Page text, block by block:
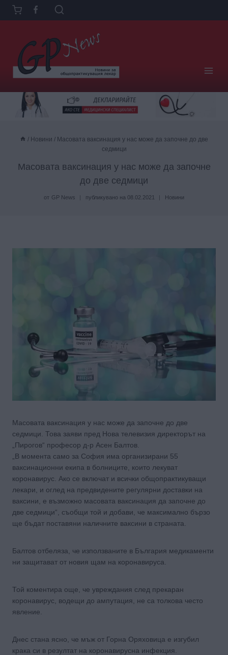
Към
съдържанието
/ Новини / Масовата ваксинация у нас може да започне до две
седмици
Масовата ваксинация у нас може да започне
до две седмици
от GP News публикувано на 08.02.2021 Новини
Масовата ваксинация у нас може да започне до две
седмици. Това заяви пред Нова телевизия директорът на
„Пирогов“ професор д-р Асен Балтов.
„В момента само за София има организирани 55
ваксинационни екипа в болниците, които лекуват
коронавирус. Ако се включат и всички общопрактикуващи
лекари, и оглед на предвидените регулярни доставки на
ваксини, е възможно масовата ваксинация да започне до
две седмици“, съобщи той и добави, че максимално бързо
ще бъдат поставяни наличните ваксини в страната.
Балтов отбеляза, че използваните в България медикаменти
ни защитават от новия щам на коронавируса.
Той коментира още, че увреждания след прекаран
коронавирус, водещи до ампутация, не са толкова често
явление.
Днес стана ясно, че мъж от Горна Оряховица е изгубил
крака си в резултат на коронавирусна инфекция.